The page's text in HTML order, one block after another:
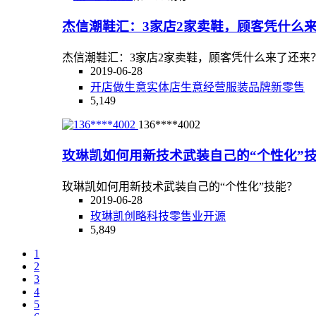
杰信潮鞋汇：3家店2家卖鞋，顾客凭什么来
杰信潮鞋汇：3家店2家卖鞋，顾客凭什么来了还来？
2019-06-28
开店做生意实体店生意经营服装品牌新零售
5,149
136****4002
玫琳凯如何用新技术武装自己的“个性化”技
玫琳凯如何用新技术武装自己的“个性化”技能？
2019-06-28
玫琳凯创略科技零售业开源
5,849
1
2
3
4
5